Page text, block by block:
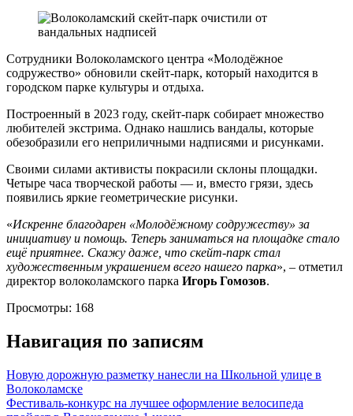
Сотрудники Волоколамского центра «Молодёжное
содружество» обновили скейт-парк, который находится в
городском парке культуры и отдыха.
Построенный в 2023 году, скейт-парк собирает множество
любителей экстрима. Однако нашлись вандалы, которые
обезобразили его неприличными надписями и рисунками.
Своими силами активисты покрасили склоны площадки.
Четыре часа творческой работы — и, вместо грязи, здесь
появились яркие геометрические рисунки.
«Искренне благодарен «Молодёжному содружеству» за
инициативу и помощь. Теперь заниматься на площадке стало
ещё приятнее. Скажу даже, что скейт-парк стал
художественным украшением всего нашего парка», – отметил
директор волоколамского парка Игорь Гомозов.
Просмотры: 168
Навигация по записям
Новую дорожную разметку нанесли на Школьной улице в
Волоколамске
Фестиваль-конкурс на лучшее оформление велосипеда